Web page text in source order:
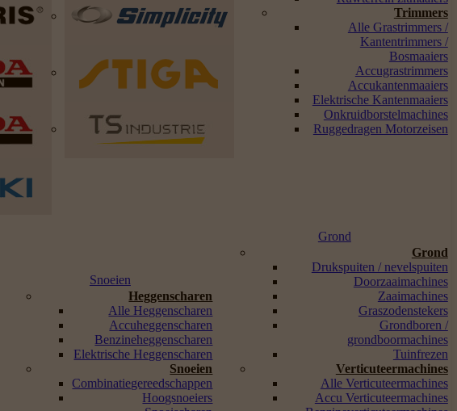
Trimmers
Alle Grastrimmers /
Kantentrimmers /
Bosmaaiers
Accugrastrimmers
Accukantenmaaiers
Elektrische Kantenmaaiers
Onkruidborstelmachines
Ruggedragen Motorzeisen
Snoeien
Heggenscharen
Alle Heggenscharen
Accuheggenscharen
Benzineheggenscharen
Elektrische Heggenscharen
Snoeien
Combinatiegereedschappen
Hoogsnoeiers
Grond
Grond
Drukspuiten / nevelspuiten
Doorzaaimachines
Zaaimachines
Graszodenstekers
Grondboren /
grondboormachines
Tuinfrezen
Verticuteermachines
Alle Verticuteermachines
Accu Verticuteermachines